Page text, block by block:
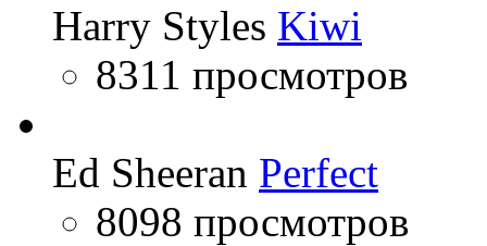
Harry Styles Kiwi
8311 просмотров
Ed Sheeran Perfect
8098 просмотров